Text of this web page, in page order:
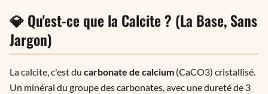
💎 Qu'est-ce que la Calcite ? (La Base, Sans
Jargon)
La calcite, c'est du carbonate de calcium (CaCO3) cristallisé.
Un minéral du groupe des carbonates, avec une dureté de 3